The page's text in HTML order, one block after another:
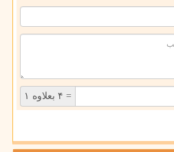
= ۴ بعلاوه ۱